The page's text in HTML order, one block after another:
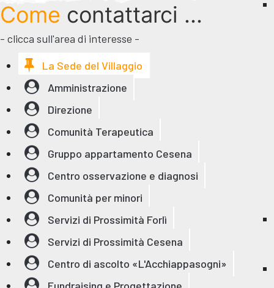
Come contattarci ...
- clicca sull'area di interesse -
La Sede del Villaggio
Amministrazione
Direzione
Comunità Terapeutica
Gruppo appartamento Cesena
Centro osservazione e diagnosi
Comunità per minori
Servizi di Prossimità Forlì
Servizi di Prossimità Cesena
Centro di ascolto «L'Acchiappasogni»